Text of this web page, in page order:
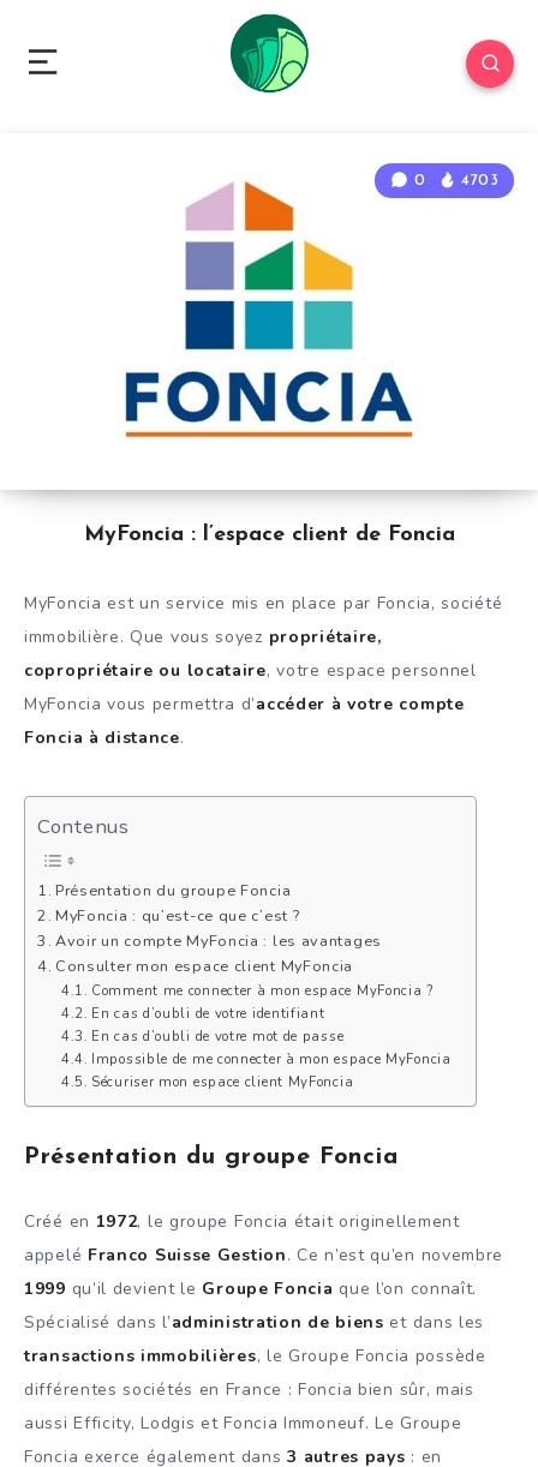
MyFoncia : l’espace client de Foncia
0 4703
MyFoncia est un service mis en place par Foncia, société
immobilière. Que vous soyez propriétaire,
copropriétaire ou locataire, votre espace personnel
MyFoncia vous permettra d’accéder à votre compte
Foncia à distance.
Contenus
Présentation du groupe Foncia
MyFoncia : qu’est-ce que c’est ?
Avoir un compte MyFoncia : les avantages
Consulter mon espace client MyFoncia
Comment me connecter à mon espace MyFoncia ?
En cas d’oubli de votre identifiant
En cas d’oubli de votre mot de passe
Impossible de me connecter à mon espace MyFoncia
Sécuriser mon espace client MyFoncia
Présentation du groupe Foncia
Créé en 1972, le groupe Foncia était originellement
appelé Franco Suisse Gestion. Ce n’est qu’en novembre
1999 qu’il devient le Groupe Foncia que l’on connaît.
Spécialisé dans l’administration de biens et dans les
transactions immobilières, le Groupe Foncia possède
différentes sociétés en France : Foncia bien sûr, mais
aussi Efficity, Lodgis et Foncia Immoneuf. Le Groupe
Foncia exerce également dans3 autres pays : en